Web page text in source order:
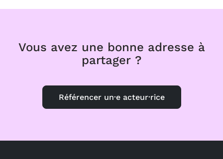
Vous avez une bonne adresse à
partager ?
Référencer un·e acteur·rice